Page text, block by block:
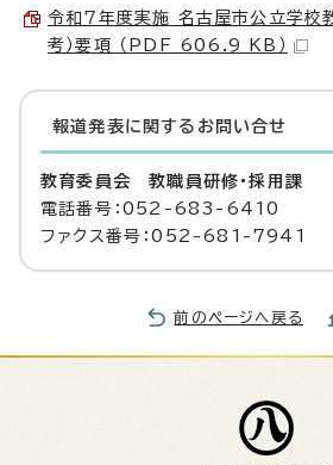
令和7年度実施 名古屋市公立学校
考）要項 （PDF 606.9 KB）
報道発表に関するお問い合せ
教育委員会 教職員研修・採用課
電話番号：052-683-6410
ファクス番号：052-681-7941
前のページへ戻る